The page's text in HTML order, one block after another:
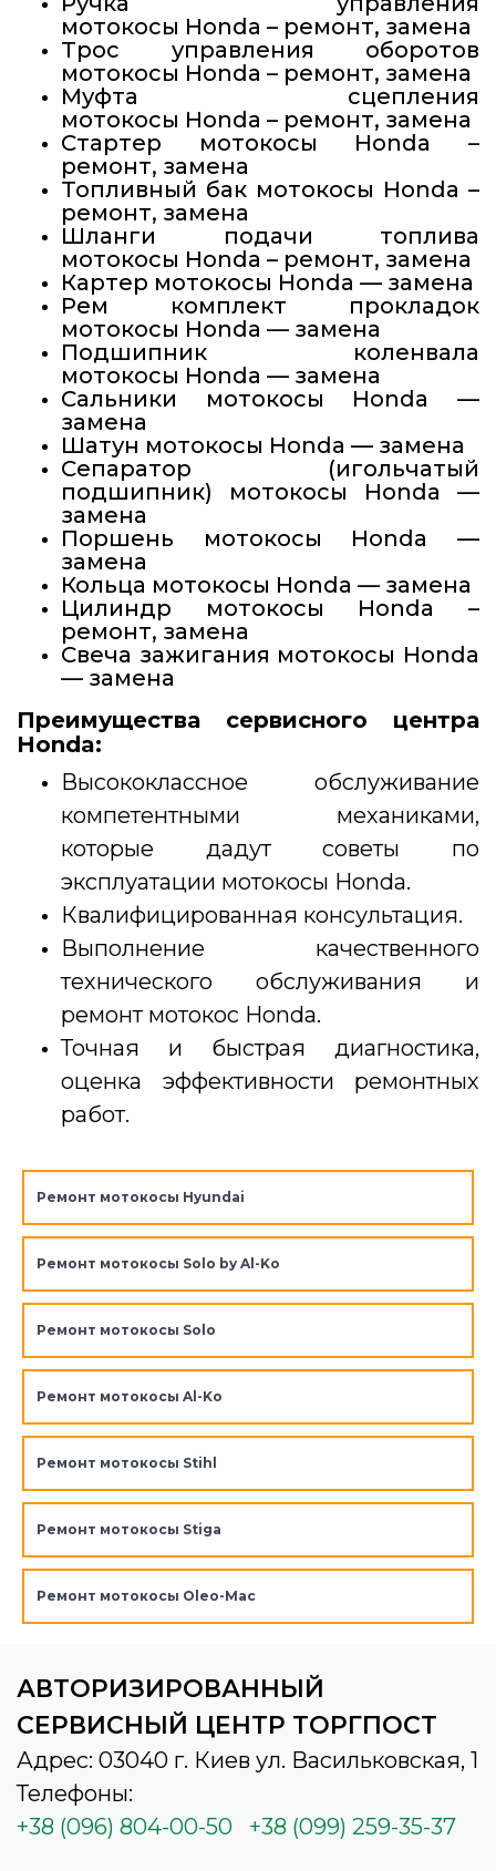
мотокосы Honda – ремонт, замена
Трос управления оборотов
мотокосы Honda – ремонт, замена
Муфта сцепления
мотокосы Honda – ремонт, замена
Стартер мотокосы Honda –
ремонт, замена
Топливный бак мотокосы Honda –
ремонт, замена
Шланги подачи топлива
мотокосы Honda – ремонт, замена
Картер мотокосы Honda — замена
Рем комплект прокладок
мотокосы Honda — замена
Подшипник коленвала
мотокосы Honda — замена
Сальники мотокосы Honda —
замена
Шатун мотокосы Honda — замена
Сепаратор (игольчатый
подшипник) мотокосы Honda —
замена
Поршень мотокосы Honda —
замена
Кольца мотокосы Honda — замена
Цилиндр мотокосы Honda –
ремонт, замена
Свеча зажигания мотокосы Honda
— замена
Преимущества сервисного центра
Honda:
Высококлассное обслуживание
компетентными механиками,
которые дадут советы по
эксплуатации мотокосы Honda.
Квалифицированная консультация.
Выполнение качественного
технического обслуживания и
ремонт мотокос Honda.
Точная и быстрая диагностика,
оценка эффективности ремонтных
работ.
Ремонт мотокосы Hyundai
Ремонт мотокосы Solo by Al-Ko
Ремонт мотокосы Solo
Ремонт мотокосы Al-Ko
Ремонт мотокосы Stihl
Ремонт мотокосы Stiga
Ремонт мотокосы Oleo-Mac
АВТОРИЗИРОВАННЫЙ
СЕРВИСНЫЙ ЦЕНТР ТОРГПОСТ
Адрес: 03040 г. Киев ул. Васильковская, 1
Телефоны:
+38 (096) 804-00-50
+38 (099) 259-35-37